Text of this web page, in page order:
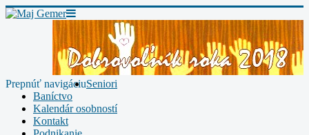
Prepnúť navigáciuSeniori
Baníctvo
Kalendár osobností
Kontakt